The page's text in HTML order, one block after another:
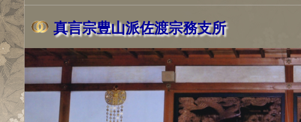
真言宗豊山派佐渡宗務支所